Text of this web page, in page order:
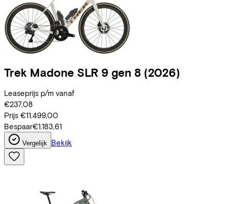
Trek Madone SLR 9 gen 8 (2026)
Leaseprijs p/m vanaf
€237,08
Prijs €11.499,00
Bespaar€1.183,61
Vergelijk Bekijk